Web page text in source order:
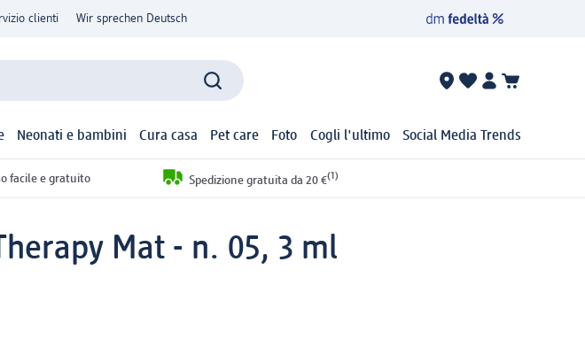
clienti Wir sprechen Deutsch
Neonati e bambini Cura casa Pet care Foto Cogli l'ultimo Social Media Trends
facile e gratuito Spedizione gratuita da 20 €(1)
Mat - n. 05, 3 ml